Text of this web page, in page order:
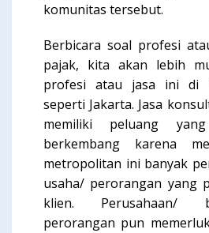
komunitas tersebut.
Berbicara soal profesi
pajak, kita akan lebih
profesi atau jasa ini di
seperti Jakarta. Jasa
memiliki peluang
berkembang karena
metropolitan ini banyak
usaha/ perorangan yang
klien. Perusahaan/
perorangan pun